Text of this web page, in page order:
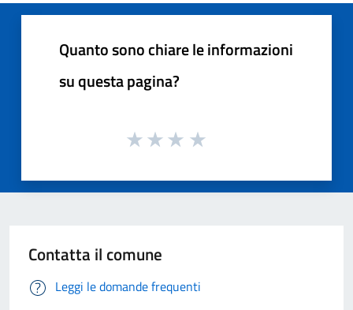
Quanto sono chiare le informazioni
su questa pagina?
Contatta il comune
Leggi le domande frequenti